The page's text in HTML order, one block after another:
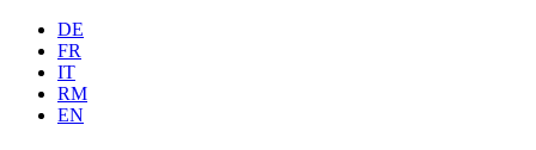
DE
FR
IT
RM
EN